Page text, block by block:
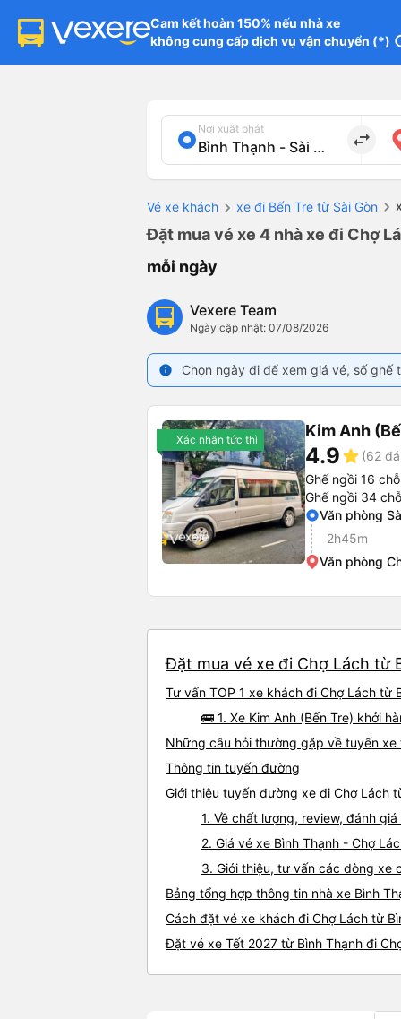
Cam kết hoàn 150% nếu nhà xe
không cung cấp dịch vụ vận chuyển (*)
Nơi xuất phát
import_export
Vé xe khách xe đi Bến Tre từ Sài Gòn
Đặt mua vé xe 4 nhà xe đi Chợ
mỗi ngày
Vexere Team
Ngày cập nhật: 07/08/2026
info Chọn ngày đi để xem giá vé, số
Xác nhận tức thì Kim Anh
4.9star (62
Ghế ngồi 16 chỗ
Ghế ngồi 34
Văn phòng
2h45m
Văn phòng
Đặt mua vé xe đi Chợ Lách từ
Tư vấn TOP 1 xe khách đi Chợ Lách
🚌 1. Xe Kim Anh (Bến Tre) khởi
Những câu hỏi thường gặp về tuyến xe
Thông tin tuyến đường
Giới thiệu tuyến đường xe đi Chợ Lách
1. Về chất lượng, review, đánh
2. Giá vé xe Bình Thạnh - Chợ
3. Giới thiệu, tư vấn các dòng xe
Bảng tổng hợp thông tin nhà xe Bình
Cách đặt vé xe khách đi Chợ Lách từ
Đặt vé xe Tết 2027 từ Bình Thạnh đi